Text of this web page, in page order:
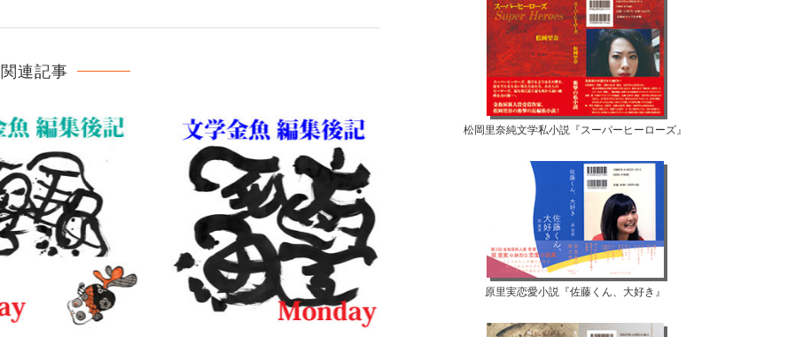
関連記事
松岡里奈純文学私小説『スーパーヒーローズ』
原里実恋愛小説『佐藤くん、大好き』